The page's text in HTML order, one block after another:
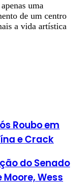
uma
de um centro
a vida artística
Roubo em
e Crack
do Senado
Wess